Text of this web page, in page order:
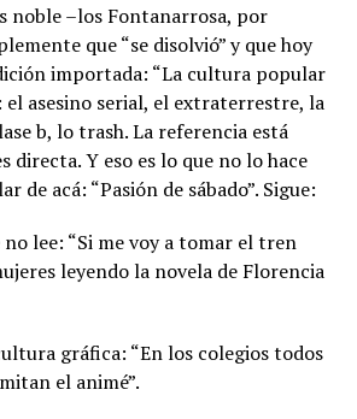
noble –los Fontanarrosa, por
que “se disolvió” y que hoy
importada: “La cultura popular
el asesino serial, el extraterrestre, la
b, lo trash. La referencia está
directa. Y eso es lo que no lo hace
de acá: “Pasión de sábado”. Sigue:
lee: “Si me voy a tomar el tren
leyendo la novela de Florencia
gráfica: “En los colegios todos
el animé”.